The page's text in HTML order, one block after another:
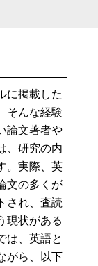
に掲載した
そんな経験
論文著者や
、研究の内
。実際、英
文の多くが
され、査読
現状がある
は、英語と
がら、以下